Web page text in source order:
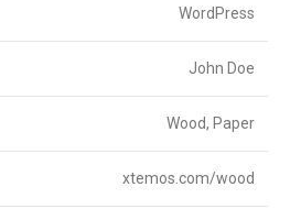
WordPress
John Doe
Wood, Paper
xtemos.com/wood